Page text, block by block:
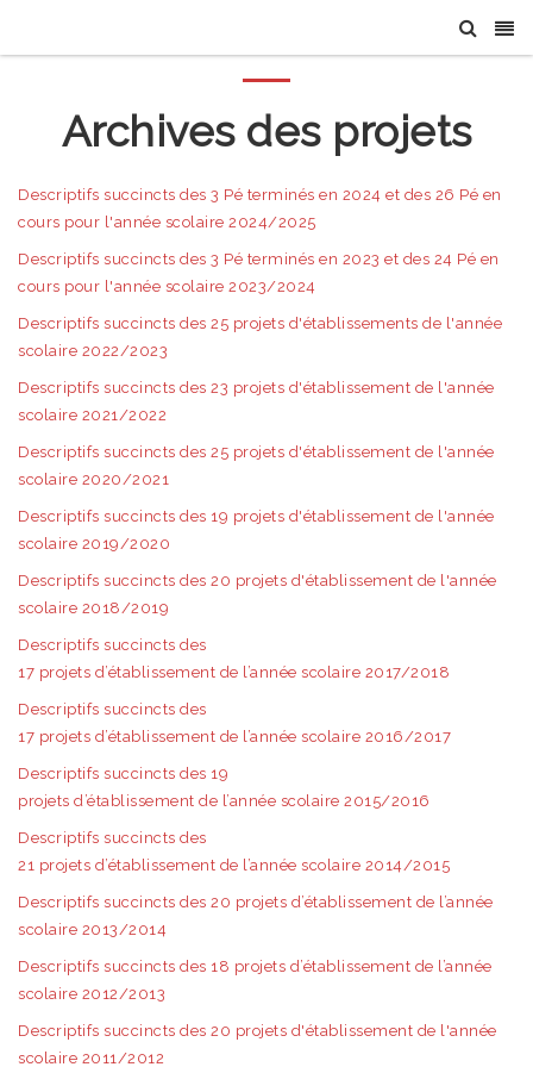
Archives des projets
Descriptifs succincts des 3 Pé terminés en 2024 et des 26 Pé en
cours pour l'année scolaire 2024/2025
Descriptifs succincts des 3 Pé terminés en 2023 et des 24 Pé en
cours pour l'année scolaire 2023/2024
Descriptifs succincts des 25 projets d'établissements de l'année
scolaire 2022/2023
Descriptifs succincts des 23 projets d'établissement de l'année
scolaire 2021/2022
Descriptifs succincts des 25 projets d'établissement de l'année
scolaire 2020/2021
Descriptifs succincts des 19 projets d'établissement de l'année
scolaire 2019/2020
Descriptifs succincts des 20 projets d'établissement de l'année
scolaire 2018/2019
Descriptifs succincts des
17 projets d’établissement de l’année scolaire 2017/2018
Descriptifs succincts des
17 projets d’établissement de l’année scolaire 2016/2017
Descriptifs succincts des 19
projets d’établissement de l’année scolaire 2015/2016
Descriptifs succincts des
21 projets d’établissement de l’année scolaire 2014/2015
Descriptifs succincts des 20 projets d’établissement de l’année
scolaire 2013/2014
Descriptifs succincts des 18 projets d’établissement de l’année
scolaire 2012/2013
Descriptifs succincts des 20 projets d'établissement de l'année
scolaire 2011/2012